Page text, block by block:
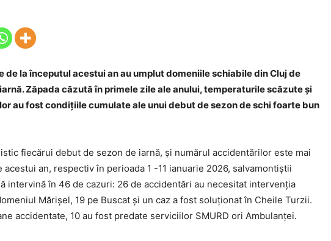
la începutul acestui an au umplut domeniile schiabile din Cluj de
Zăpada căzută în primele zile ale anului, temperaturile scăzute și
au fost condițiile cumulate ale unui debut de sezon de schi foarte bun
fiecărui debut de sezon de iarnă, și numărul accidentărilor este mai
an, respectiv în perioada 1 -11 ianuarie 2026, salvamontiștii
intervină în 46 de cazuri: 26 de accidentări au necesitat intervenția
Mărișel, 19 pe Buscat și un caz a fost soluționat în Cheile Turzii.
accidentate, 10 au fost predate serviciilor SMURD ori Ambulanței.